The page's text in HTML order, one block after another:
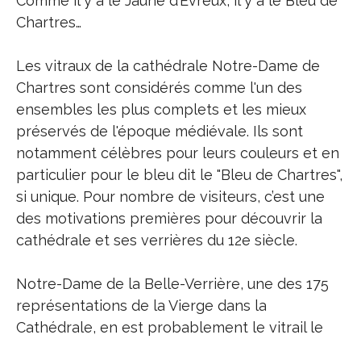
Chartres…
Les vitraux de la cathédrale Notre-Dame de
Chartres sont considérés comme l'un des
ensembles les plus complets et les mieux
préservés de l'époque médiévale. Ils sont
notamment célèbres pour leurs couleurs et en
particulier pour le bleu dit le "Bleu de Chartres",
si unique. Pour nombre de visiteurs, c’est une
des motivations premières pour découvrir la
cathédrale et ses verrières du 12e siècle.
Notre-Dame de la Belle-Verrière, une des 175
représentations de la Vierge dans la
Cathédrale, en est probablement le vitrail le